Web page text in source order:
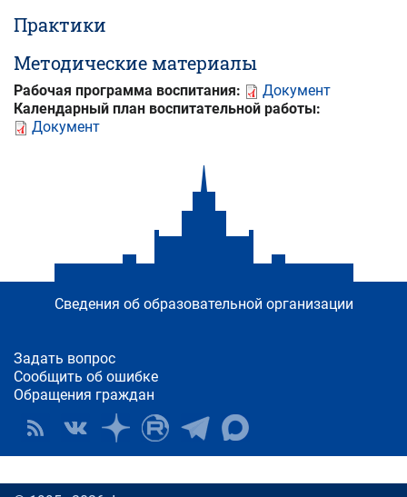
Практики
Методические материалы
Рабочая программа воспитания:
Документ
Календарный план воспитательной работы:
Документ
Сведения об образовательной организации
Задать вопрос
Сообщить об ошибке
Обращения граждан